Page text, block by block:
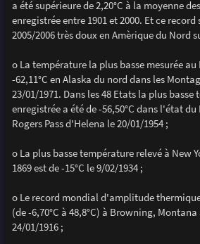
a été supérieure de 2,20°C à la moyenne
enregistrée entre 1901 et 2000. Et ce
2005/2006 très doux en Amèrique du Nord
o La température la plus basse mesurée
-62,11°C en Alaska du nord dans les
23/01/1971. Dans les 48 Etats la plus
enregistrée a été de -56,50°C dans l'état
Rogers Pass d'Helena le 20/01/1954 ;
o La plus basse température relevé à New
1869 est de -15°C le 9/02/1934 ;
o Le record mondial d'amplitude thermique
(de -6,70°C à 48,8°C) à Browning, Montana
24/01/1916 ;